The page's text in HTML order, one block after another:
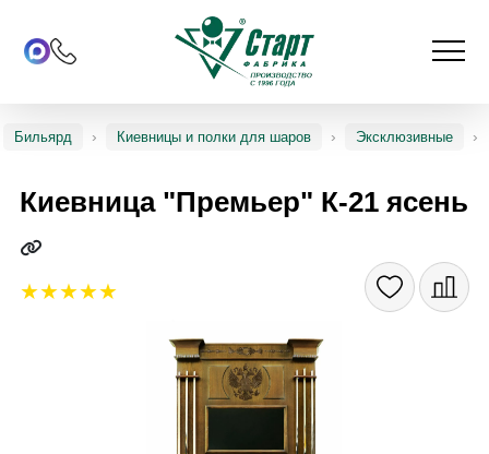
Бильярд Киевницы и полки для шаров Эксклюзивные
Киевница "Премьер" К-21 ясень